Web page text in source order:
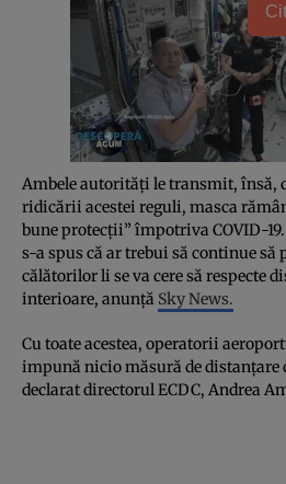
Ambele autorități le transmit, însă,
ridicării acestei reguli, masca
bune protecții” împotriva COVID-
s-a spus că ar trebui să continue să
călătorilor li se va cere să respecte
interioare, anunță Sky News.
Cu toate acestea, operatorii
impună nicio măsură de distanțare
declarat directorul ECDC, Andrea